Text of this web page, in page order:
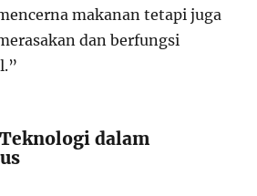
makanan tetapi juga
dan berfungsi
dalam